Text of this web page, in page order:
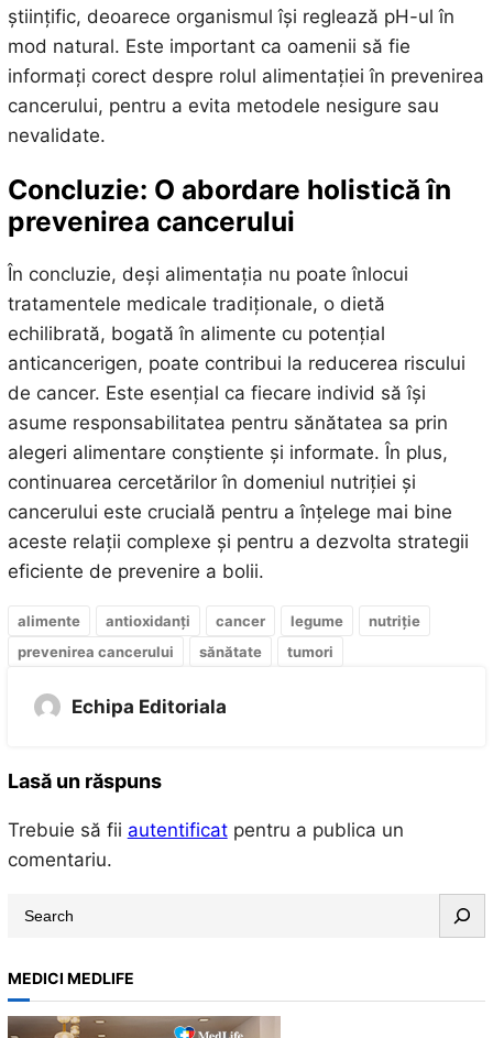
științific, deoarece organismul își reglează pH-ul în
mod natural. Este important ca oamenii să fie
informați corect despre rolul alimentației în prevenirea
cancerului, pentru a evita metodele nesigure sau
nevalidate.
Concluzie: O abordare holistică în
prevenirea cancerului
În concluzie, deși alimentația nu poate înlocui
tratamentele medicale tradiționale, o dietă
echilibrată, bogată în alimente cu potențial
anticancerigen, poate contribui la reducerea riscului
de cancer. Este esențial ca fiecare individ să își
asume responsabilitatea pentru sănătatea sa prin
alegeri alimentare conștiente și informate. În plus,
continuarea cercetărilor în domeniul nutriției și
cancerului este crucială pentru a înțelege mai bine
aceste relații complexe și pentru a dezvolta strategii
eficiente de prevenire a bolii.
alimente antioxidanți cancer legume
nutriție
prevenirea cancerului
sănătate tumori
Echipa Editoriala
Lasă un răspuns
Trebuie să fii autentificatpentru a publica un
comentariu.
r
c
MEDICI MEDLIFE